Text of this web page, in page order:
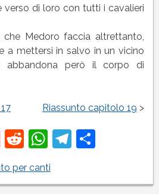
verso di loro con tutti i cavalieri
che Medoro faccia altrettanto,
a mettersi in salvo in un vicino
abbandona però il corpo di
Riassunto capitolo 19 >
Pinterest
Reddit
WhatsApp
Telegram
per canti